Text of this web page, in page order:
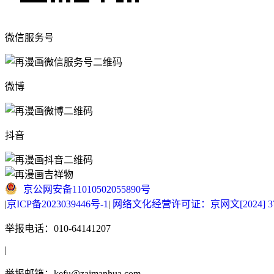
微信服务号
微博
抖音
京公网安备11010502055890号
|京ICP备2023039446号-1 | 网络文化经营许可证：京网文[2024]
举报电话：010-64141207
|